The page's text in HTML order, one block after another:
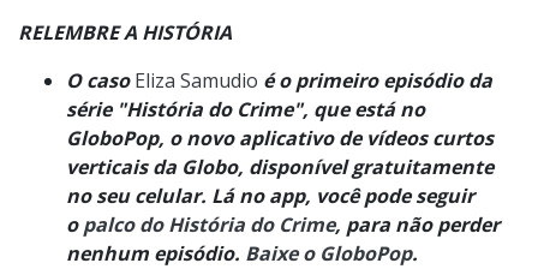
RELEMBRE A HISTÓRIA
O casoEliza Samudio é o primeiro episódio da
série "História do Crime", que está no
GloboPop, o novo aplicativo de vídeos curtos
verticais da Globo, disponível gratuitamente
no seu celular. Lá no app, você pode seguir
opalco doHistória do Crime, para não perder
nenhum episódio. Baixe o GloboPop.